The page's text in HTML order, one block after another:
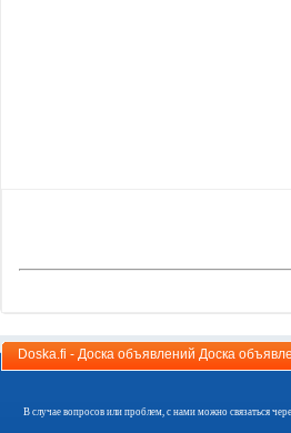
Doska.fi - Доска объявлений Доска
В случае вопросов или проблем, с нами можно связаться